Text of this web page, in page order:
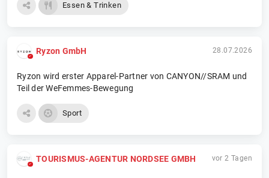
Essen & Trinken
Ryzon GmbH 28.07.2026
Ryzon wird erster Apparel-Partner von CANYON//SRAM und
Teil der WeFemmes-Bewegung
Sport
TOURISMUS-AGENTUR NORDSEE GMBH vor 2 Tagen